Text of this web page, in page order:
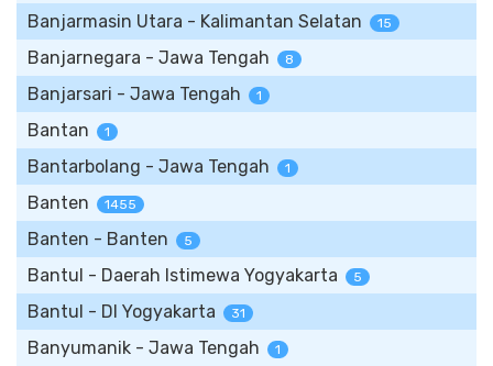
Banjarmasin Utara - Kalimantan Selatan 15
Banjarnegara - Jawa Tengah 8
Banjarsari - Jawa Tengah 1
Bantan 1
Bantarbolang - Jawa Tengah 1
Banten 1455
Banten - Banten 5
Bantul - Daerah Istimewa Yogyakarta 5
Bantul - DI Yogyakarta 31
Banyumanik - Jawa Tengah 1